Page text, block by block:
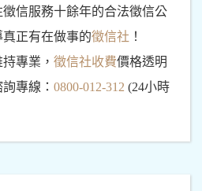
信服務十餘年的合法徵信公
正有在做事的徵信社 ！
專業， 徵信社收費價格透明
專線： 0800-012-312 (24小時